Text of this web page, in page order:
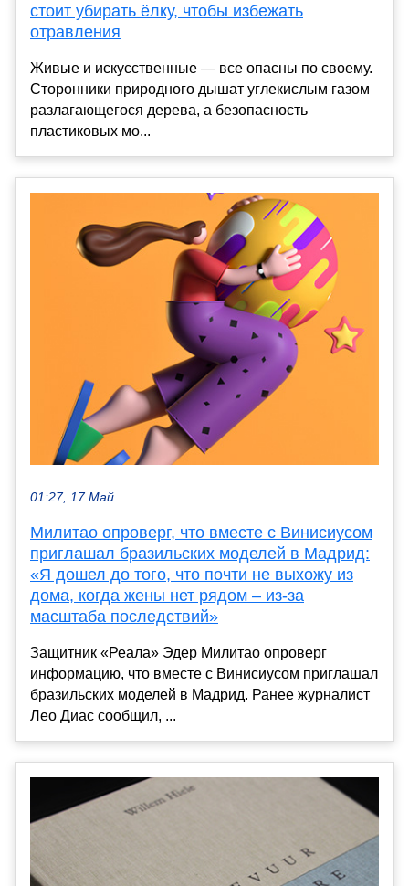
стоит убирать ёлку, чтобы избежать
отравления
Живые и искусственные — все опасны по своему.
Сторонники природного дышат углекислым газом
разлагающегося дерева, а безопасность
пластиковых мо...
01:27, 17 Май
Милитао опроверг, что вместе с Винисиусом
приглашал бразильских моделей в Мадрид:
«Я дошел до того, что почти не выхожу из
дома, когда жены нет рядом – из-за
масштаба последствий»
Защитник «Реала» Эдер Милитао опроверг
информацию, что вместе с Винисиусом приглашал
бразильских моделей в Мадрид. Ранее журналист
Лео Диас сообщил, ...